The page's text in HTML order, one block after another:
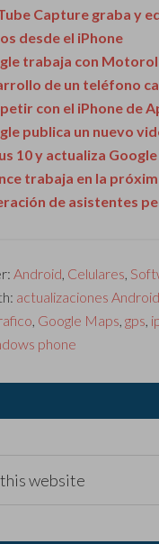
Capture graba y
desde el iPhone
trabaja con
de un teléfono
con el iPhone de
publica un nuevo
10 y actualiza
trabaja en la
de asistentes
Android, Celulares,
actualizaciones Android
, Google Maps,gps,
phone